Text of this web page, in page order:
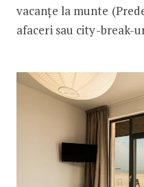
vacanțe la munte
afaceri sau city-break-